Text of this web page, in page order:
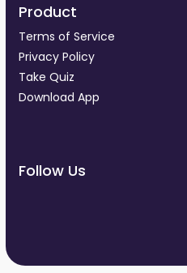
Product
Terms of Service
Privacy Policy
Take Quiz
Download App
Follow Us